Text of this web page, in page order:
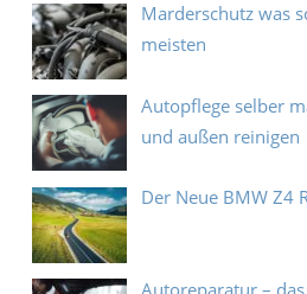
Marderschutz was
meisten
Autopflege selber
und außen reinigen
Der Neue BMW Z4
Autoreparatur –